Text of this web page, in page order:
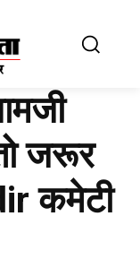
जरूर
कमेटी